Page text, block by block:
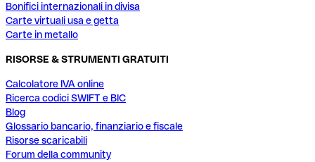
Bonifici internazionali in divisa
Carte virtuali usa e getta
Carte in metallo
RISORSE & STRUMENTI GRATUITI
Calcolatore IVA online
Ricerca codici SWIFT e BIC
Blog
Glossario bancario, finanziario e fiscale
Risorse scaricabili
Forum della community